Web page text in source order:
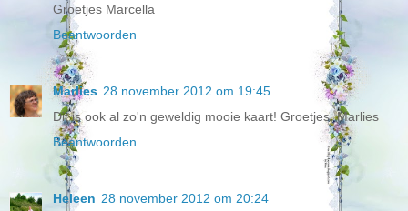
Groetjes Marcella
Beantwoorden
Marlies 28 november 2012 om 19:45
Dit is ook al zo'n geweldig mooie kaart! Groetjes, Marlies
Beantwoorden
Heleen 28 november 2012 om 20:24